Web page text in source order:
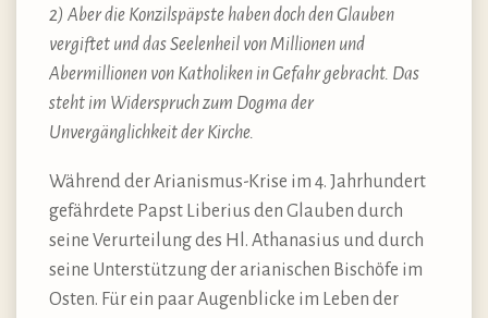
2) Aber die Konzilspäpste haben doch den Glauben
vergiftet und das Seelenheil von Millionen und
Abermillionen von Katholiken in Gefahr gebracht. Das
steht im Widerspruch zum Dogma der
Unvergänglichkeit der Kirche.
Während der Arianismus-Krise im 4. Jahrhundert
gefährdete Papst Liberius den Glauben durch
seine Verurteilung des Hl. Athanasius und durch
seine Unterstützung der arianischen Bischöfe im
Osten. Für ein paar Augenblicke im Leben der